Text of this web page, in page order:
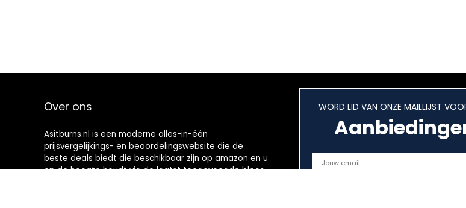
Over ons
Asitburns.nl is een moderne alles-in-één
prijsvergelijkings- en beoordelingswebsite die de
beste deals biedt die beschikbaar zijn op amazon en u
op de hoogte houdt via de laatst toegevoegde blogs.
WORD LID VAN ONZE MAILLIJST